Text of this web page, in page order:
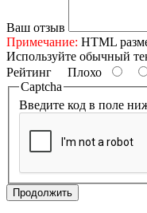
Ваш отзыв
Примечание: HTML
Используйте обычный
Рейтинг Плохо
Captcha
Введите код в поле
Продолжить